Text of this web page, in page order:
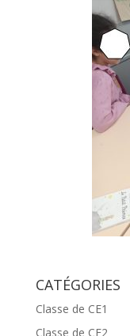
CATÉGORIES
Classe de CE1
Classe de CE2